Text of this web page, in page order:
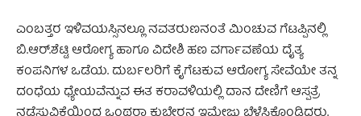
ಎಂಬತ್ತರ ಇಳಿವಯಸ್ಸಿನಲ್ಲೂ ನವತರುಣನಂತೆ ಮಿಂಚುವ ಗೆಟಪ್ಪಿನಲ್ಲಿ
ಬಿ.ಆರ್.ಶೆಟ್ಟಿ ಆರೋಗ್ಯ ಹಾಗೂ ವಿದೇಶಿ ಹಣ ವರ್ಗಾವಣೆಯ ದೈತ್ಯ
ಕಂಪನಿಗಳ ಒಡೆಯ. ದುರ್ಬಲರಿಗೆ ಕೈಗೆಟಕುವ ಆರೋಗ್ಯ ಸೇವೆಯೇ ತನ್ನ
ದಂಧೆಯ ಧ್ಯೇಯವೆನ್ನುವ ಈತ ಕರಾವಳಿಯಲ್ಲಿ ದಾನ ದೇಣಿಗೆ ಆಸ್ಪತ್ರೆ